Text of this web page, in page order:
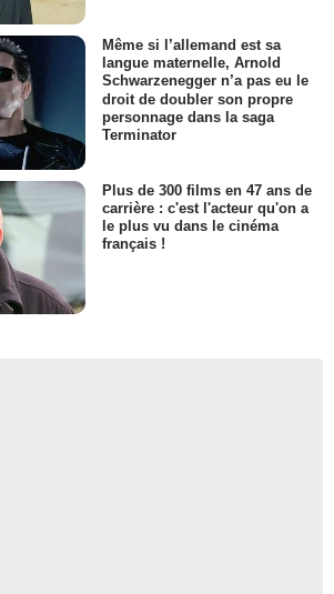
Même si l’allemand est sa
langue maternelle, Arnold
Schwarzenegger n’a pas eu le
droit de doubler son propre
personnage dans la saga
Terminator
Plus de 300 films en 47 ans de
carrière : c'est l'acteur qu'on a
le plus vu dans le cinéma
français !